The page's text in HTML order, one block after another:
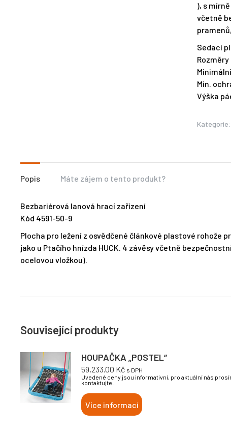
), s
včetně
Sedací
Rozměry
Min.
Výška
Popis Máte zájem o tento produkt?
Bezbariérová lanová hrací zařízení
Kód 4591-50-9
Plocha pro ležení z osvědčené článkové plastové rohože
jako u Ptačího hnízda HUCK. 4 závěsy včetně
ocelovou vložkou).
Související produkty
HOUPAČKA „POSTEL“
59,233.00 Kč s DPH
Uvedené ceny jsou informativní, pro aktuální nás
kontaktujte.
Více informací